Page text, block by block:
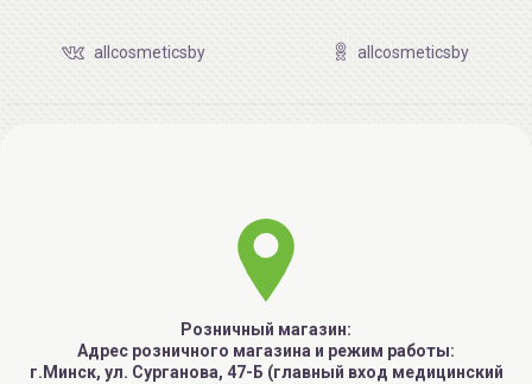
allcosmeticsby allcosmeticsby
Розничный магазин:
Адрес розничного магазина и режим работы:
г.Минск, ул. Сурганова, 47-Б (главный вход медицинский